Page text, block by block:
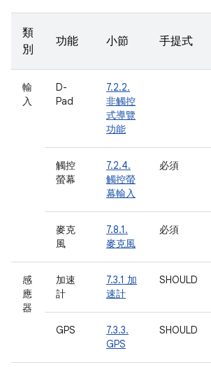
類
別
功能 小節 手提式
輸
入
D-
Pad
7.2.2.
非觸控
式導覽
功能
觸控
螢幕
7.2.4.
觸控螢
幕輸入
必須
麥克
風
7.8.1.
麥克風
必須
感
應
器
加速
計
7.3.1 加
速計
SHOULD
GPS
7.3.3.
GPS
SHOULD